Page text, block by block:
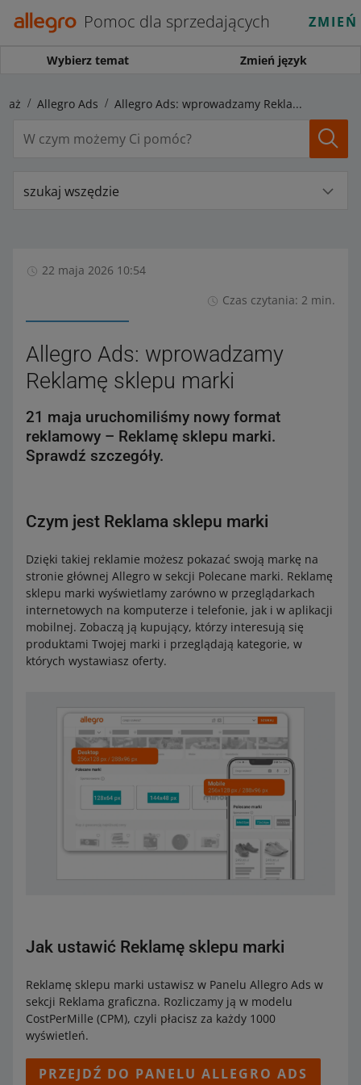
Pomoc dla sprzedających
Wybierz temat Zmień język
Allegro Ads Allegro Ads: wprowadzamy Reklamę sklepu marki
szukaj wszędzie
22 maja 2026 10:54
Czas czytania: 2 min.
Allegro Ads: wprowadzamy
Reklamę sklepu marki
21 maja uruchomiliśmy nowy format
reklamowy – Reklamę sklepu marki.
Sprawdź szczegóły.
Czym jest Reklama sklepu marki
Dzięki takiej reklamie możesz pokazać swoją markę na
stronie głównej Allegro w sekcji Polecane marki. Reklamę
sklepu marki wyświetlamy zarówno w przeglądarkach
internetowych na komputerze i telefonie, jak i w aplikacji
mobilnej. Zobaczą ją kupujący, którzy interesują się
produktami Twojej marki i przeglądają kategorie, w
których wystawiasz oferty.
Jak ustawić Reklamę sklepu marki
Reklamę sklepu marki ustawisz w Panelu Allegro Ads w
sekcji Reklama graficzna. Rozliczamy ją w modelu
CostPerMille (CPM), czyli płacisz za każdy 1000
wyświetleń.
PRZEJDŹ DO PANELU ALLEGRO ADS